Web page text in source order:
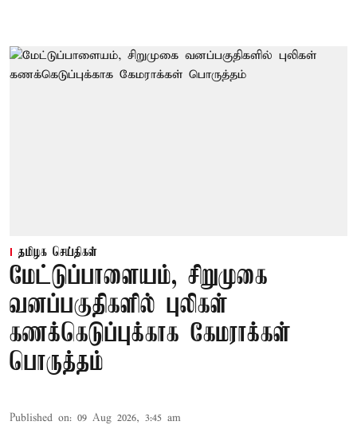
தமிழக செய்திகள்
மேட்டுப்பாளையம், சிறுமுகை
வனப்பகுதிகளில் புலிகள்
கணக்கெடுப்புக்காக கேமராக்கள்
பொருத்தம்
Published on: 09 Aug 2026, 3:45 am